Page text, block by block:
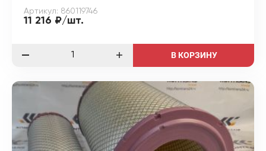
Артикул: 860119746
11 216 ₽/шт.
В КОРЗИНУ